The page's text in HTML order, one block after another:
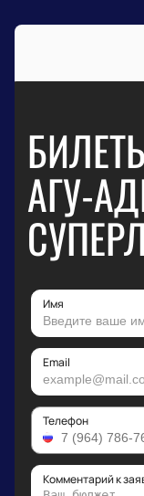
АГУ-
Имя
Email
Телефон
Комментарий к